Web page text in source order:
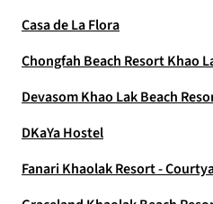
Casa de La Flora
Chongfah Beach Resort Khao
Devasom Khao Lak Beach
DKaYa Hostel
Fanari Khaolak Resort -